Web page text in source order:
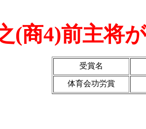
(商4)前主将
受賞名
体育会功労賞